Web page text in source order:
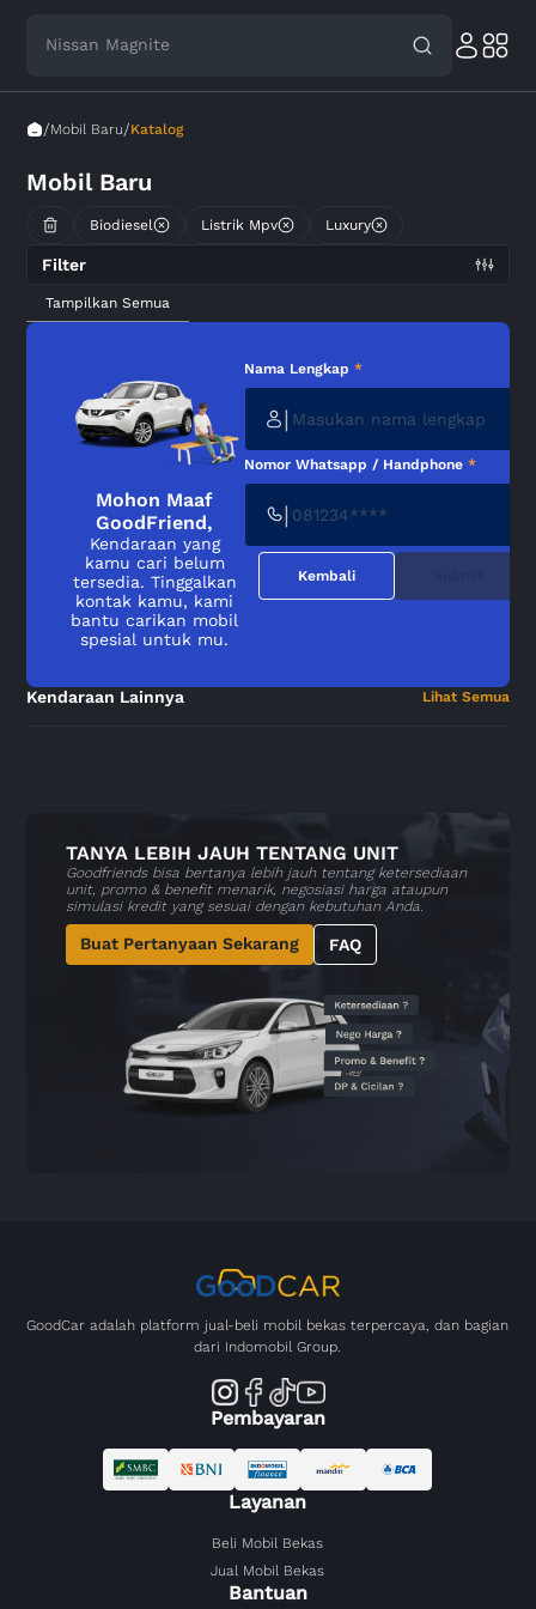
Nissan Magnite
/Mobil Baru/Katalog
Mobil Baru
Biodiesel Listrik Mpv Luxury
Filter
Tampilkan Semua
Mohon Maaf
GoodFriend,
Kendaraan yang
kamu cari belum
tersedia. Tinggalkan
kontak kamu, kami
bantu carikan mobil
spesial untuk mu.
Nama Lengkap*
|
Nomor Whatsapp / Handphone*
|
Kembali
Kendaraan Lainnya Lihat Semua
TANYA LEBIH JAUH TENTANG UNIT
Goodfriends bisa bertanya lebih jauh tentang ketersediaan
unit, promo & benefit menarik, negosiasi harga ataupun
simulasi kredit yang sesuai dengan kebutuhan Anda.
Buat Pertanyaan Sekarang FAQ
GoodCar adalah platform jual-beli mobil bekas terpercaya, dan bagian
dari Indomobil Group.
Pembayaran
Layanan
Beli Mobil Bekas
Jual Mobil Bekas
Bantuan